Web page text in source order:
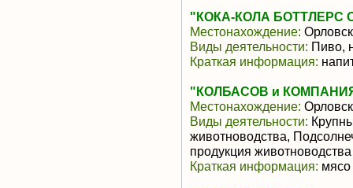
"КОКА-КОЛА БОТТЛЕРС
Местонахождение:
Виды деятельности: Пиво,
Краткая информация:
"КОЛБАСОВ и
Местонахождение:
Виды деятельности:
животноводства,
продукция животноводства
Краткая информация: мясо